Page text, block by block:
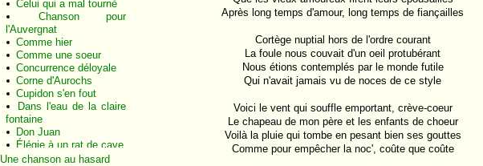
Celui qui a mal tourné
Chanson pour
l'Auvergnat
Comme hier
Comme une soeur
Concurrence déloyale
Corne d'Aurochs
Cupidon s'en fout
Dans l'eau de la claire
fontaine
Don Juan
Élégie à un rat de cave
Grand-père
Une chanson au hasard
Après long temps d'amour, long temps de fiançailles
Cortège nuptial hors de l'ordre courant
La foule nous couvait d'un oeil protubérant
Nous étions contemplés par le monde futile
Qui n'avait jamais vu de noces de ce style
Voici le vent qui souffle emportant, crève-coeur
Le chapeau de mon père et les enfants de choeur
Voilà la pluie qui tombe en pesant bien ses gouttes
Comme pour empêcher la noc', coûte que coûte